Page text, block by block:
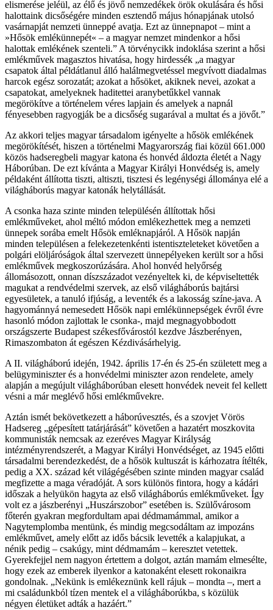
elismerése jeléül, az élő és jövő nemzedékek örök okulására és hősi
halottaink dicsőségére minden esztendő május hónapjának utolsó
vasárnapját nemzeti ünneppé avatja. Ezt az ünnepnapot – mint a
»Hősök emlékünnepét« – a magyar nemzet mindenkor a hősi
halottak emlékének szenteli.” A törvénycikk indoklása szerint a hősi
emlékművek magasztos hivatása, hogy hirdessék „a magyar
csapatok által példátlanul álló halálmegvetéssel megvívott diadalmas
harcok egész sorozatát; azokat a hősöket, akiknek nevei, azokat a
csapatokat, amelyeknek haditettei aranybetűkkel vannak
megörökítve a történelem véres lapjain és amelyek a napnál
fényesebben ragyogják be a dicsőség sugarával a multat és a jövőt.”
Az akkori teljes magyar társadalom igényelte a hősök emlékének
megörökítését, hiszen a történelmi Magyarország fiai közül 661.000
közös hadseregbeli magyar katona és honvéd áldozta életét a Nagy
Háborúban. De ezt kívánta a Magyar Királyi Honvédség is, amely
példaként állította tiszti, altiszti, tisztesi és legénységi állománya elé a
világháborús magyar katonák helytállását.
A csonka haza szinte minden településén állítottak hősi
emlékműveket, ahol méltó módon emlékezhettek meg a nemzeti
ünnepek sorába emelt Hősök emléknapjáról. A Hősök napján
minden településen a felekezetenkénti istentiszteleteket követően a
polgári elöljáróságok által szervezett ünnepélyeken került sor a hősi
emlékművek megkoszorúzására. Ahol honvéd helyőrség
állomásozott, onnan díszszázadot vezényeltek ki, de képviseltették
magukat a rendvédelmi szervek, az első világháborús bajtársi
egyesületek, a tanuló ifjúság, a leventék és a lakosság színe-java. A
hagyománnyá nemesedett Hősök napi emlékünnepségek évről évre
hasonló módon zajlottak le csonka-, majd megnagyobbodott
országszerte Budapest székesfővárostól kezdve Jászberényen,
Rimaszombaton át egészen Kézdivásárhelyig.
A II. világháború idején, 1942. április 17-én és 25-én született meg a
belügyminiszter és a honvédelmi miniszter azon rendelete, amely
alapján a megújult világháborúban elesett honvédek neveit fel kellett
vésni a már meglévő hősi emlékművekre.
Aztán ismét bekövetkezett a háborúvesztés, és a szovjet Vörös
Hadsereg „gépesített tatárjárását” követően a hazatért moszkovita
kommunisták nemcsak az ezeréves Magyar Királyság
intézményrendszerét, a Magyar Királyi Honvédséget, az 1945 előtti
társadalmi berendezkedést, de a hősök kultuszát is kárhozatra ítélték,
pedig a XX. század két világégésében szinte minden magyar család
megfizette a maga véradóját. A sors különös fintora, hogy a kádári
időszak a helyükön hagyta az első világháborús emlékműveket. Így
volt ez a jászberényi „Huszárszobor” esetében is. Szülővárosom
főterén gyakran megfordultam apai dédmamámmal, amikor a
Nagytemplomba mentünk, és mindig megcsodáltam az impozáns
emlékművet, amely előtt az idős bácsik levették a kalapjukat, a
nénik pedig – csakúgy, mint dédmamám – keresztet vetettek.
Gyerekfejjel nem nagyon értettem a dolgot, aztán mamám elmesélte,
hogy ezek az emberek ilyenkor a katonaként elesett rokonaikra
gondolnak. „Nekünk is emlékeznünk kell rájuk – mondta –, mert a
mi családunkból tízen mentek el a világháborúkba, s közülük
négyen életüket adták a hazáért.”